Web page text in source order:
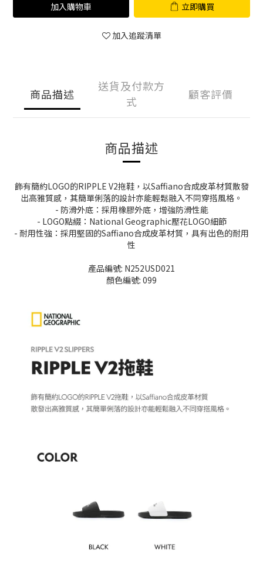
加入購物車 立即購買
加入追蹤清單
商品描述
送貨及付款方
式
顧客評價
商品描述
飾有簡約LOGO的RIPPLE V2拖鞋，以Saffiano合成皮革材質散發
出高雅質感，其簡單俐落的設計亦能輕鬆融入不同穿搭風格。
- 防滑外底：採用橡膠外底，增強防滑性能
- LOGO點綴：National Geographic壓花LOGO細節
- 耐用性強：採用堅固的Saffiano合成皮革材質，具有出色的耐用
性
產品編號: N252USD021
顏色編號: 099